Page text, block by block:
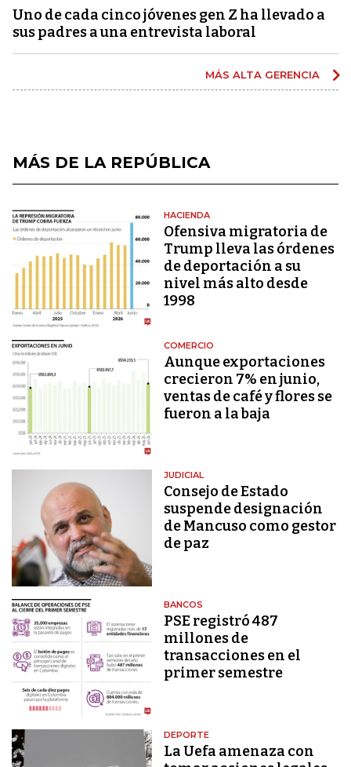
Uno de cada cinco jóvenes gen Z ha llevado a
sus padres a una entrevista laboral
MÁS ALTA GERENCIA
MÁS DE LA REPÚBLICA
HACIENDA
Ofensiva migratoria de
Trump lleva las órdenes
de deportación a su
nivel más alto desde
1998
COMERCIO
Aunque exportaciones
crecieron 7% en junio,
ventas de café y flores se
fueron a la baja
JUDICIAL
Consejo de Estado
suspende designación
de Mancuso como gestor
de paz
BANCOS
PSE registró 487
millones de
transacciones en el
primer semestre
DEPORTE
La Uefa amenaza con